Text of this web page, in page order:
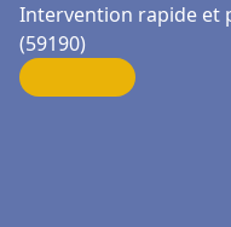
Intervention rapide et
(59190)